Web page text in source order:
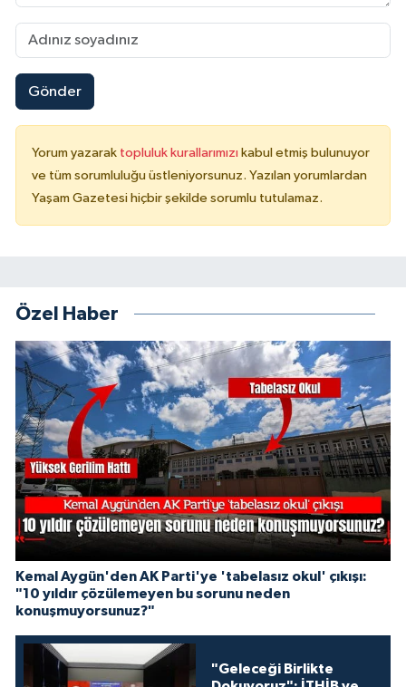
Gönder
Yorum yazarak topluluk kurallarımızı kabul etmiş bulunuyor
ve tüm sorumluluğu üstleniyorsunuz. Yazılan yorumlardan
Yaşam Gazetesi hiçbir şekilde sorumlu tutulamaz.
Özel Haber
Kemal Aygün'den AK Parti'ye 'tabelasız okul' çıkışı:
"10 yıldır çözülemeyen bu sorunu neden
konuşmuyorsunuz?"
"Geleceği Birlikte